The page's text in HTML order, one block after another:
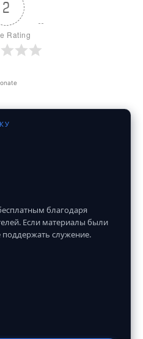
2
Rating
благодаря
Если материалы были
служение.